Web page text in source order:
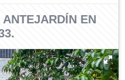
EN